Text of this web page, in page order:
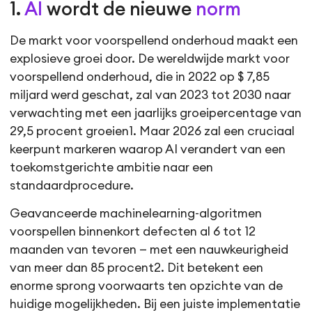
1.AI wordt de nieuwe norm
De markt voor voorspellend onderhoud maakt een
explosieve groei door. De wereldwijde markt voor
voorspellend onderhoud, die in 2022 op $ 7,85
miljard werd geschat, zal van 2023 tot 2030 naar
verwachting met een jaarlijks groeipercentage van
29,5 procent groeien1. Maar 2026 zal een cruciaal
keerpunt markeren waarop AI verandert van een
toekomstgerichte ambitie naar een
standaardprocedure.
Geavanceerde machinelearning-algoritmen
voorspellen binnenkort defecten al 6 tot 12
maanden van tevoren — met een nauwkeurigheid
van meer dan 85 procent2. Dit betekent een
enorme sprong voorwaarts ten opzichte van de
huidige mogelijkheden. Bij een juiste implementatie